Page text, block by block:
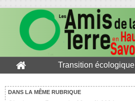
Transition écologique
DANS LA MÊME RUBRIQUE